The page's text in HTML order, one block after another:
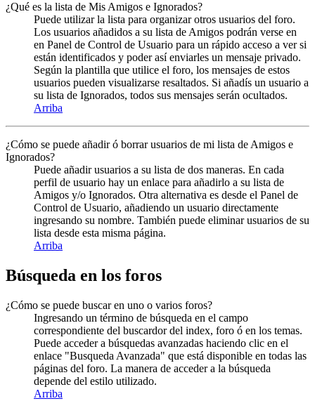
¿Qué es la lista de Mis Amigos e Ignorados?
Puede utilizar la lista para organizar otros usuarios del foro.
Los usuarios añadidos a su lista de Amigos podrán verse en
en Panel de Control de Usuario para un rápido acceso a ver si
están identificados y poder así enviarles un mensaje privado.
Según la plantilla que utilice el foro, los mensajes de estos
usuarios pueden visualizarse resaltados. Si añadís un usuario a
su lista de Ignorados, todos sus mensajes serán ocultados.
Arriba
¿Cómo se puede añadir ó borrar usuarios de mi lista de Amigos e
Ignorados?
Puede añadir usuarios a su lista de dos maneras. En cada
perfil de usuario hay un enlace para añadirlo a su lista de
Amigos y/o Ignorados. Otra alternativa es desde el Panel de
Control de Usuario, añadiendo un usuario directamente
ingresando su nombre. También puede eliminar usuarios de su
lista desde esta misma página.
Arriba
Búsqueda en los foros
¿Cómo se puede buscar en uno o varios foros?
Ingresando un término de búsqueda en el campo
correspondiente del buscardor del index, foro ó en los temas.
Puede acceder a búsquedas avanzadas haciendo clic en el
enlace "Busqueda Avanzada" que está disponible en todas las
páginas del foro. La manera de acceder a la búsqueda
depende del estilo utilizado.
Arriba